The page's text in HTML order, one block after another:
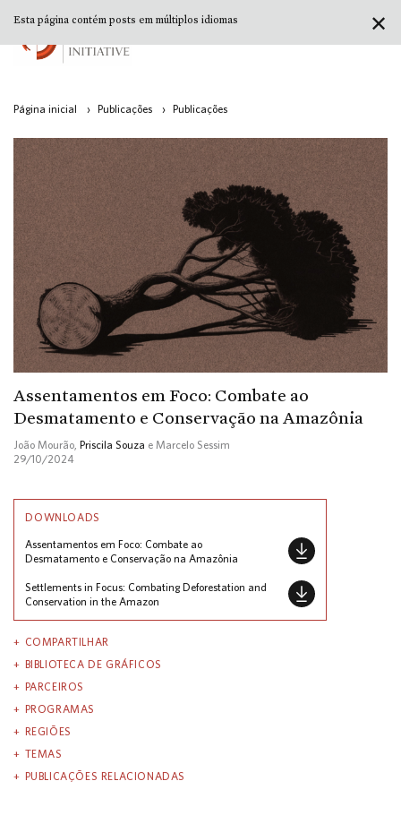
Página inicial › Publicações › Publicações
Assentamentos em Foco: Combate ao
Desmatamento e Conservação na Amazônia
João Mourão, Priscila Souza e Marcelo Sessim
29/10/2024
DOWNLOADS
Assentamentos em Foco: Combate ao
Desmatamento e Conservação na Amazônia
Settlements in Focus: Combating Deforestation and
Conservation in the Amazon
COMPARTILHAR
BIBLIOTECA DE GRÁFICOS
PARCEIROS
PROGRAMAS
REGIÕES
TEMAS
PUBLICAÇÕES RELACIONADAS
✕
Esta página contém posts em múltiplos idiomas